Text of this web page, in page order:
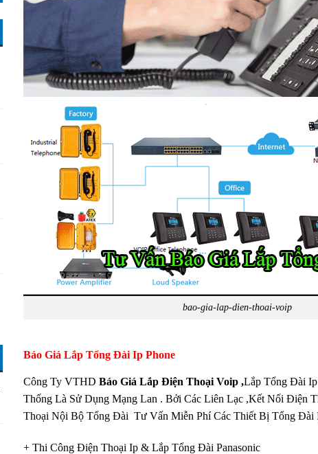
bao-gia-lap-dien-thoai-voip
Báo Giá Lắp Tổng Đài Ip Phone
Công Ty VTHD Báo Giá Lắp Điện Thoại Voip ,Lắp Tổng Đài
Thống Là Sử Dụng Mạng Lan . Bởi Các Liên Lạc ,Kết Nối Điện
Thoại Nội Bộ Tổng Đài Tư Vấn Miễn Phí Các Thiết Bị Tổng
+ Thi Công Điện Thoại Ip & Lắp Tổng Đài Panasonic